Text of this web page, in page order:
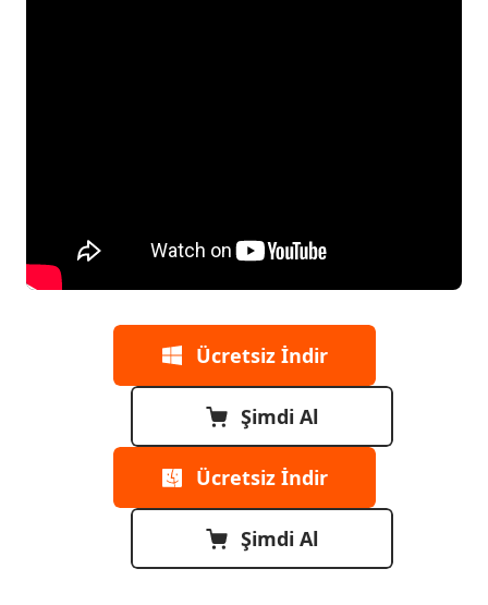
Ücretsiz İndir
Şimdi Al
Ücretsiz İndir
Şimdi Al